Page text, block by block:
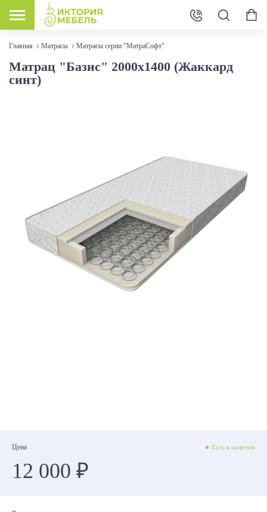
Главная Матрасы Матрасы серии "МатраСофт"
Матрац "Базис" 2000x1400 (Жаккард
синт)
Цена Есть в наличии
12 000 ₽